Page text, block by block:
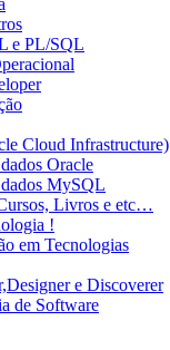
e PL/SQL
Cloud Infrastructure)
Oracle
MySQL
Livros e etc…
!
em Tecnologias
e Discoverer
de Software